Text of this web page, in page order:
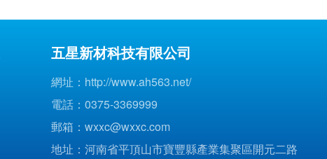
五星新材科技有限公司
網址： http://www.ah563.net/
電話： 0375-3369999
郵箱： wxxc@wxxc.com
地址：河南省平頂山市寶豐縣產業集聚區開元二路